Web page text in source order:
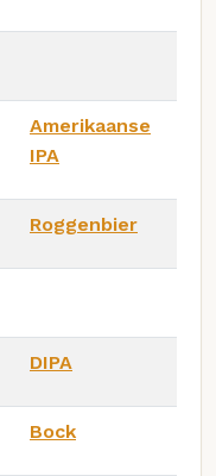
Amerikaanse
IPA
Roggenbier
DIPA
Bock